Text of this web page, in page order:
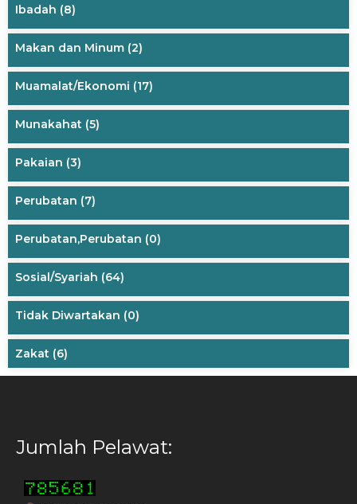
Ibadah (8)
Makan dan Minum (2)
Muamalat/Ekonomi (17)
Munakahat (5)
Pakaian (3)
Perubatan (7)
Perubatan,Perubatan (0)
Sosial/Syariah (64)
Tidak Diwartakan (0)
Zakat (6)
Jumlah Pelawat: